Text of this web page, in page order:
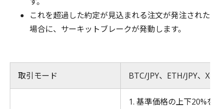
これを超過した約定が見込まれる注文が発注された
場合に、サーキットブレークが発動します。
取引モード BTC/JPY、ETH/JPY、
1. 基準価格の上下20%を